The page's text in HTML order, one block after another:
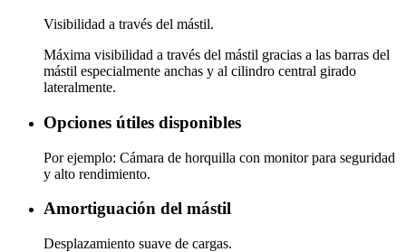
Visibilidad a través del mástil.
Máxima visibilidad a través del mástil gracias a las barras del
mástil especialmente anchas y al cilindro central girado
lateralmente.
Opciones útiles disponibles
Por ejemplo: Cámara de horquilla con monitor para seguridad
y alto rendimiento.
Amortiguación del mástil
Desplazamiento suave de cargas.